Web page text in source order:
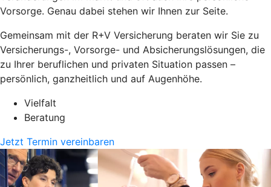
Vorsorge. Genau dabei stehen wir Ihnen zur Seite.
Gemeinsam mit der R+V Versicherung beraten wir Sie zu
Versicherungs-, Vorsorge- und Absicherungslösungen, die
zu Ihrer beruflichen und privaten Situation passen –
persönlich, ganzheitlich und auf Augenhöhe.
Vielfalt
Beratung
Jetzt Termin vereinbaren